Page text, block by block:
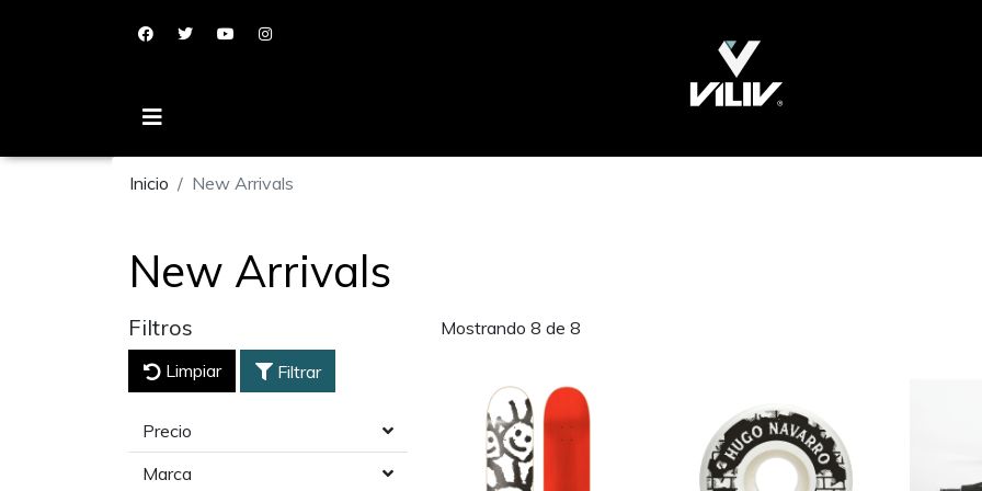
Inicio New Arrivals
New Arrivals
Filtros
Limpiar Filtrar
Precio
Marca
Mostrando 8 de 8